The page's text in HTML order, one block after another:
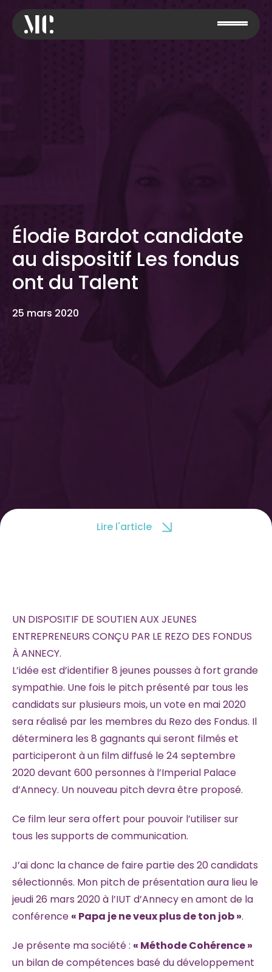
Élodie Bardot candidate
au dispositif Les fondus
ont du Talent
25 mars 2020
Lire l'article
UN DISPOSITIF DE SOUTIEN AUX JEUNES
ENTREPRENEURS CONÇU PAR LE REZO DES FONDUS
À ANNECY.
L’idée est d’identifier 8 jeunes pousses à fort grande
sympathie. Une fois le pitch présenté par tous les
candidats sur plusieurs mois, un vote en mai 2020
sera réalisé par les membres du Rezo des Fondus. Il
déterminera les 8 gagnants qui seront filmés et
participeront à un film diffusé le 24 septembre
2020 devant 600 personnes à l’Imperial Palace
d’Annecy. Un nouveau pitch devra être proposé.
Ce film leur sera offert pour pouvoir l’utiliser sur
tous les supports de communication.
J’ai donc la chance de faire partie des 20 candidats
sélectionnés. Mon pitch de présentation aura lieu le
jeudi 26 mars 2020 à l’IUT d’Annecy en amont de la
conférence « Papa je ne veux plus de ton job ».
Je présente ma société : « Méthode Cohérence »
un bilan de compétences basé du développement